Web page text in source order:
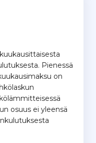
Pienessä
on
osuus ei yleensä